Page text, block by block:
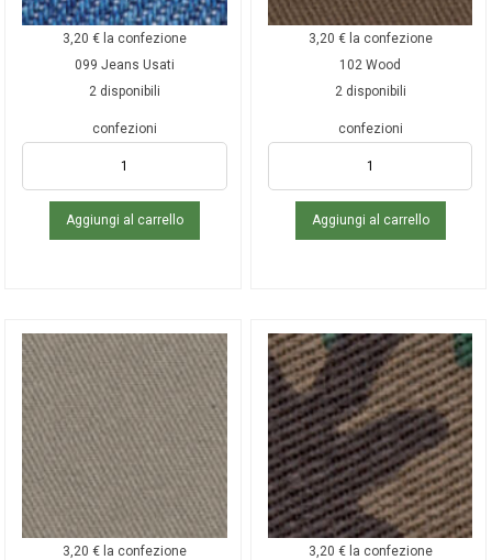
3,20 € la confezione
099 Jeans Usati
2 disponibili
confezioni
Aggiungi al carrello
3,20 € la confezione
102 Wood
2 disponibili
confezioni
Aggiungi al carrello
3,20 € la confezione
3,20 € la confezione